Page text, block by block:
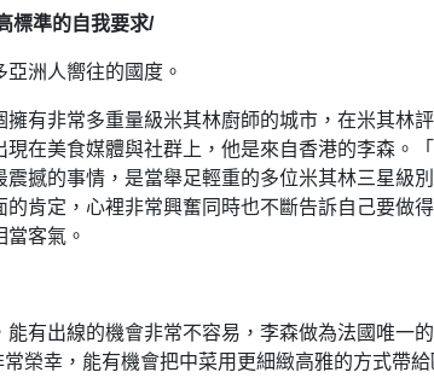
標準的自我要求/
洲人嚮往的國度。
擁有非常多重量級米其林廚師的城市，在米其林
現在美食媒體與社群上，他是來自香港的李森。
震撼的事情，是當舉足輕重的多位米其林三星級
的肯定，心裡非常興奮同時也不斷告訴自己要做
當客氣。
能有出線的機會非常不容易，李森做為法國唯一
榮幸，能有機會把中菜用更細緻高雅的方式帶